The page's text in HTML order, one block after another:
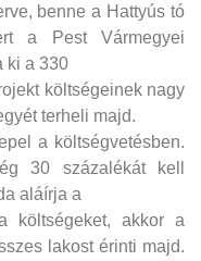
benne a Hattyús tó
a Pest Vármegyei
ki a 330
költségeinek nagy
terheli majd.
a költségvetésben.
30 százalékát kell
aláírja a
költségeket, akkor a
lakost érinti majd.